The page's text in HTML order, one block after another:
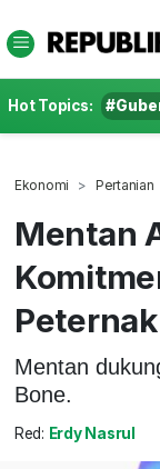
Hot Topics:
Ekonomi Pertanian
Mentan
Peternak
Mentan
Bone.
Red: Erdy Nasrul